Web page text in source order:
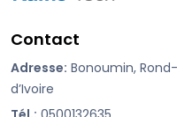
Contact
Adresse: Bonoumin,
d’Ivoire